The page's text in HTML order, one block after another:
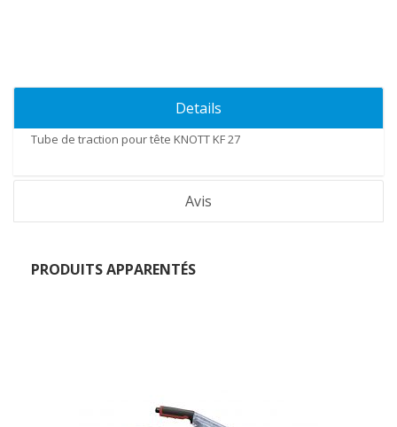
Details
Tube de traction pour tête KNOTT KF 27
Avis
PRODUITS APPARENTÉS